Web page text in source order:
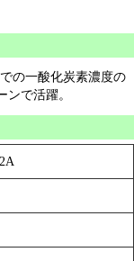
の一酸化炭素濃度の
で活躍。